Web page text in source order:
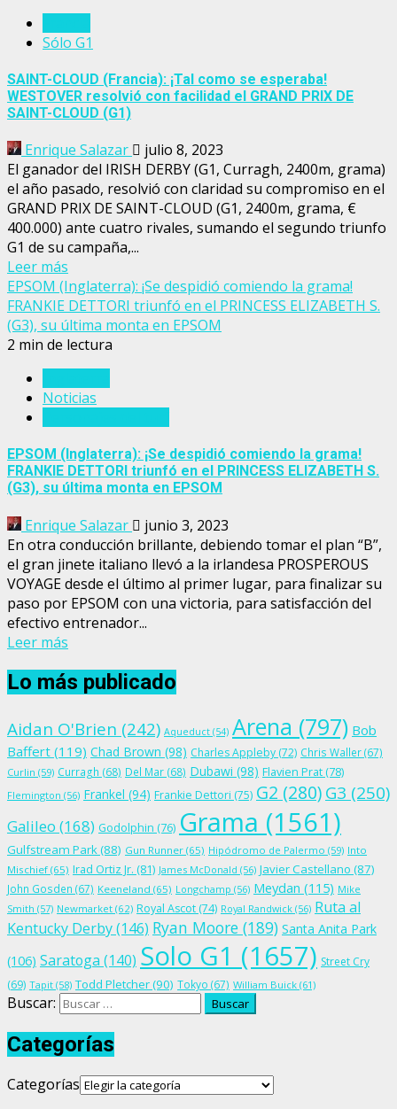
Sólo G1
SAINT-CLOUD (Francia): ¡Tal como se esperaba!
WESTOVER resolvió con facilidad el GRAND PRIX DE
SAINT-CLOUD (G1)
Enrique Salazar
julio 8, 2023
El ganador del IRISH DERBY (G1, Curragh, 2400m, grama)
el año pasado, resolvió con claridad su compromiso en el
GRAND PRIX DE SAINT-CLOUD (G1, 2400m, grama, €
400.000) ante cuatro rivales, sumando el segundo triunfo
G1 de su campaña,...
Leer más
EPSOM (Inglaterra): ¡Se despidió comiendo la grama!
FRANKIE DETTORI triunfó en el PRINCESS ELIZABETH S.
(G3), su última monta en EPSOM
2 min de lectura
Noticias
EPSOM (Inglaterra): ¡Se despidió comiendo la grama!
FRANKIE DETTORI triunfó en el PRINCESS ELIZABETH S.
(G3), su última monta en EPSOM
Enrique Salazar
junio 3, 2023
En otra conducción brillante, debiendo tomar el plan “B”,
el gran jinete italiano llevó a la irlandesa PROSPEROUS
VOYAGE desde el último al primer lugar, para finalizar su
paso por EPSOM con una victoria, para satisfacción del
efectivo entrenador...
Leer más
Lo más publicado
Aidan O'Brien (242) Aqueduct (54) Arena (797) Bob
Baffert (119) Chad Brown (98) Charles Appleby (72) Chris Waller(67)
Curlin (59) Curragh (68) Del Mar (68) Dubawi (98) Flavien Prat (78)
Flemington (56) Frankel (94) Frankie Dettori (75) G2 (280)G3 (250)
Galileo (168) Godolphin (76) Grama (1561)
Gulfstream Park(88) Gun Runner (65) Hipódromo de Palermo (59) Into
Mischief (65) Irad Ortiz Jr. (81) James McDonald (56) Javier Castellano (87)
John Gosden (67) Keeneland (65) Longchamp (56) Meydan (115) Mike
Smith (57) Newmarket (62) Royal Ascot (74) Royal Randwick (56) Ruta al
Kentucky Derby(146) Ryan Moore (189) Santa Anita Park
(106) Saratoga (140) Solo G1 (1657) Street Cry
(69) Tapit (58) Todd Pletcher(90) Tokyo (67) William Buick (61)
Buscar:
Categorías
Categorías